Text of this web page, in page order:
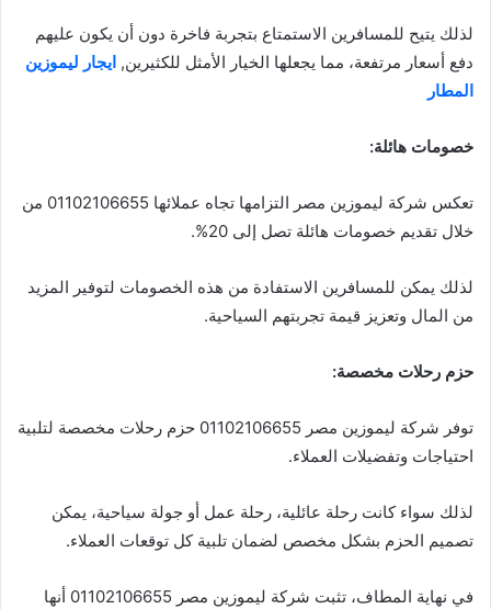
لذلك يتيح للمسافرين الاستمتاع بتجربة فاخرة دون أن يكون عليهم
دفع أسعار مرتفعة، مما يجعلها الخيار الأمثل للكثيرين, ايجار ليموزين
المطار
خصومات هائلة:
تعكس شركة ليموزين مصر التزامها تجاه عملائها 01102106655 من
خلال تقديم خصومات هائلة تصل إلى 20%.
لذلك يمكن للمسافرين الاستفادة من هذه الخصومات لتوفير المزيد
من المال وتعزيز قيمة تجربتهم السياحية.
حزم رحلات مخصصة:
توفر شركة ليموزين مصر 01102106655 حزم رحلات مخصصة لتلبية
احتياجات وتفضيلات العملاء.
لذلك سواء كانت رحلة عائلية، رحلة عمل أو جولة سياحية، يمكن
تصميم الحزم بشكل مخصص لضمان تلبية كل توقعات العملاء.
في نهاية المطاف، تثبت شركة ليموزين مصر 01102106655 أنها